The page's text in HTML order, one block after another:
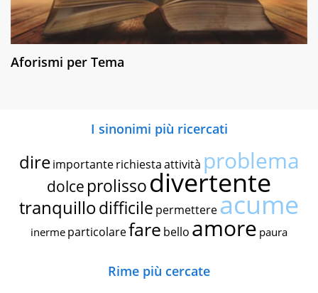
Aforismi per Tema
I sinonimi più ricercati
dire importante richiestaattività problema
dolce prolissodivertente
tranquillodifficile permettereacume
inerme particolarefare bello amore paura
Rime più cercate